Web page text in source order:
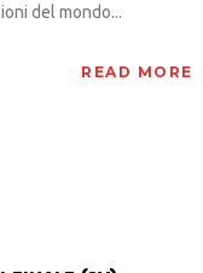
del mondo...
READ MORE